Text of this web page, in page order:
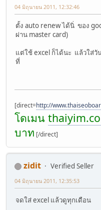
04 มิถุนายน 2011, 12:32:46
ตั้ง auto renew ได้นิ่ ของ
ผ่าน master card)
แต่ใช้ excel ก็ได้นะ แล้วใส่
ที่
[direct=http://
โดเมน
บาท [/direct]
zidit
Verified Seller
04 มิถุนายน 2011, 12:35:53
จดใส่ excel แล้วดูทุกเดือน